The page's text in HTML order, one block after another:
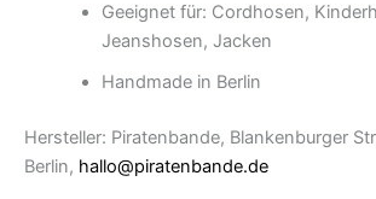
Geeignet für: Cordhosen,
Jeanshosen, Jacken
Handmade in Berlin
Hersteller: Piratenbande, Blankenburger
Berlin, hallo@piratenbande.de